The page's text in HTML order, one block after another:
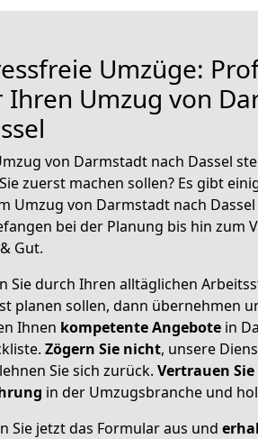
Umzüge:
Ihren Umzug von
von Darmstadt nach Dassel
zuerst machen sollen? Es gibt
Umzug von Darmstadt nach
bei der Planung bis hin zum
Gut.
Sie durch Ihren alltäglichen
planen sollen, dann übernehmen
Ihnen kompetente Angebote in
Zögern Sie nicht, unsere
Sie sich zurück. Vertrauen
in der Umzugsbranche und
Sie jetzt das Formular aus und